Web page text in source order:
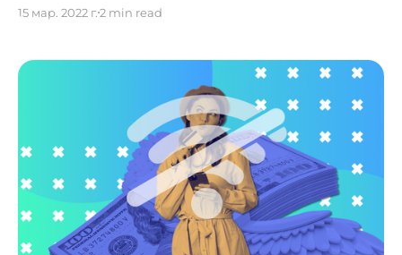
сожалению, их осталось всего два. 1. Перевод по
России" с приложения Kaspi в Казахстане. Этот
способ не работает с 26 марта 2022 г. Тут всё
15 мар. 2022 г.2 min read